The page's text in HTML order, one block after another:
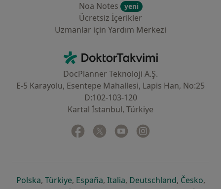
Noa Notes
yeni
Ücretsiz İçerikler
Uzmanlar için Yardım Merkezi
DoktorTakvimi - Ana Sayfa
DocPlanner Teknoloji A.Ş.
E-5 Karayolu, Esentepe Mahallesi, Lapis Han, No:25
D:102-103-120
Kartal İstanbul, Türkiye
Facebook
yeni bir sekmede açılır
Twitter
yeni bir sekmede açılır
Youtube
yeni bir sekmede açılır
Polskayeni bir sekmede açılır
, Türkiyeyeni bir sekmede açılır
, Españayeni bir sekmede açılır
, Italiayeni bir sekmede açılır
, Deutschlandyeni bir
, Českoyeni
,